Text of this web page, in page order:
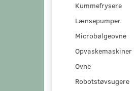
Kummefrysere
Lænsepumper
Microbølgeovne
Opvaskemaskiner
Ovne
Robotstøvsugere